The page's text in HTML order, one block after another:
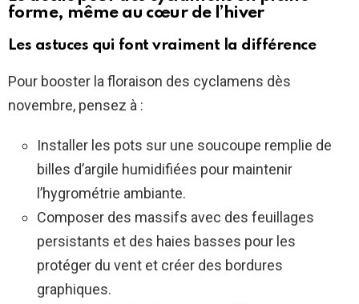
forme, même au cœur de l’hiver
Les astuces qui font vraiment la différence
Pour booster la floraison des cyclamens dès
novembre, pensez à :
Installer les pots sur une soucoupe remplie de
billes d’argile humidifiées pour maintenir
l’hygrométrie ambiante.
Composer des massifs avec des feuillages
persistants et des haies basses pour les
protéger du vent et créer des bordures
graphiques.